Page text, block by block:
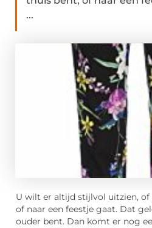
...
U wilt er altijd stijlvol uitzien, of
of naar een feestje gaat. Dat
ouder bent. Dan komt er nog